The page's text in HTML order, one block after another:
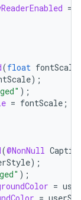
=
(float fontScale
);
);
= fontScale ;
(@NonNull
);
);
=